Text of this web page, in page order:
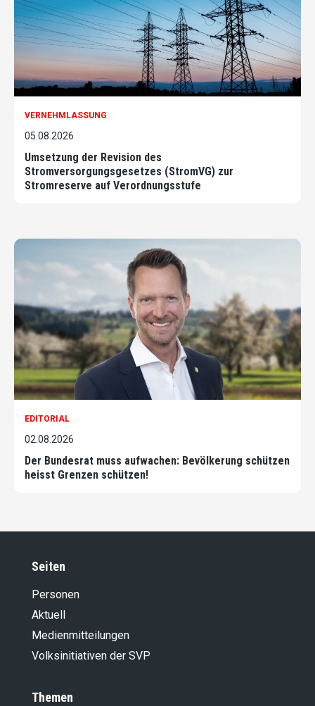
VERNEHMLASSUNG
05.08.2026
Umsetzung der Revision des
Stromversorgungsgesetzes (StromVG) zur
Stromreserve auf Verordnungsstufe
EDITORIAL
02.08.2026
Der Bundesrat muss aufwachen: Bevölkerung schützen
heisst Grenzen schützen!
Seiten
Personen
Aktuell
Medienmitteilungen
Volksinitiativen der SVP
Themen